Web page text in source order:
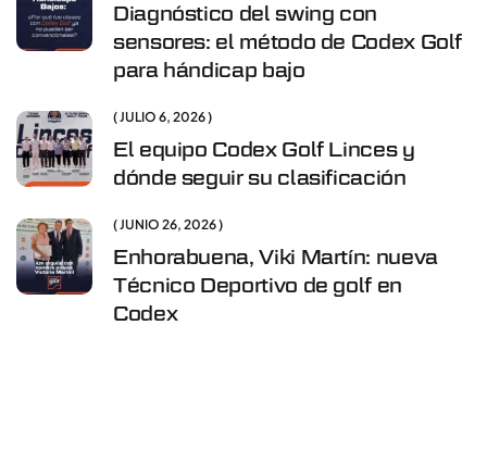
Diagnóstico del swing con
sensores: el método de Codex Golf
para hándicap bajo
JULIO 6, 2026
El equipo Codex Golf Linces y
dónde seguir su clasificación
JUNIO 26, 2026
Enhorabuena, Viki Martín: nueva
Técnico Deportivo de golf en
Codex